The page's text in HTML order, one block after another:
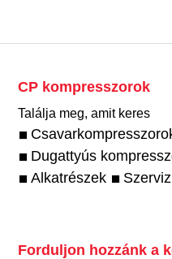
CP kompresszorok
Találja meg, amit keres
Dugattyús
Alkatrészek
Szerviz
Forduljon hozzánk a